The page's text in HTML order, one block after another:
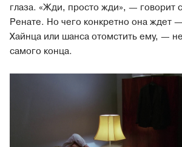
глаза. «Жди, просто жди», — говорит
Ренате. Но чего конкретно она ждет
Хайнца или шанса отомстить ему, —
самого конца.